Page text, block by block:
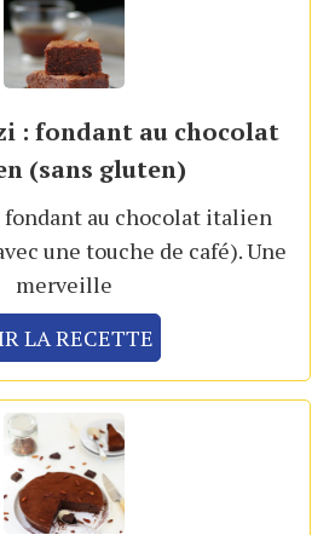
: fondant au chocolat
(sans gluten)
fondant au chocolat italien
une touche de café). Une
merveille
LA RECETTE